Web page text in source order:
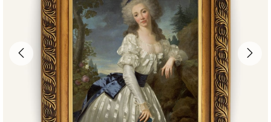
Trazemos a imponência dasmaiores obras de arte do mundo
alto padrão da sua casa. Nosso acervo reúne a genialidade degrandes
pintores renomados, resgatandoartes reaise o requinte inconfundível
das obras do
século XIX . Produção artesanal emCanvas 100% Algodão
molduras em
Madeira Maciçae impressão comPigmentação Mineral
QUALIDADE DE MUSEU GARANTIA ETERNA